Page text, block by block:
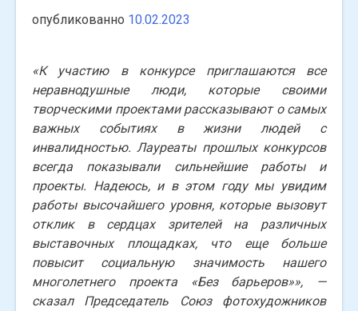
опубликованно 10.02.2023
«К участию в конкурсе приглашаются все
неравнодушные люди, которые своими
творческими проектами рассказывают о самых
важных событиях в жизни людей с
инвалидностью. Лауреаты прошлых конкурсов
всегда показывали сильнейшие работы и
проекты. Надеюсь, и в этом году мы увидим
работы высочайшего уровня, которые вызовут
отклик в сердцах зрителей на различных
выставочных площадках, что еще больше
повысит социальную значимость нашего
многолетнего проекта «Без барьеров»», —
сказал Председатель Союз фотохудожников